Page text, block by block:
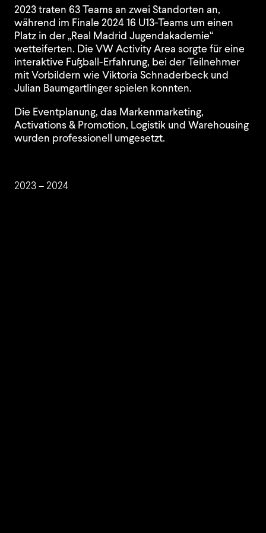
2023 traten 63 Teams an zwei Standorten an,
während im Finale 2024 16 U13-Teams um einen
Platz in der „Real Madrid Jugendakademie“
wetteiferten. Die VW Activity Area sorgte für eine
interaktive Fußball-Erfahrung, bei der Teilnehmer
mit Vorbildern wie Viktoria Schnaderbeck und
Julian Baumgartlinger spielen konnten.
Die Eventplanung, das Markenmarketing,
Activations & Promotion, Logistik und Warehousing
wurden professionell umgesetzt.
2023 – 2024